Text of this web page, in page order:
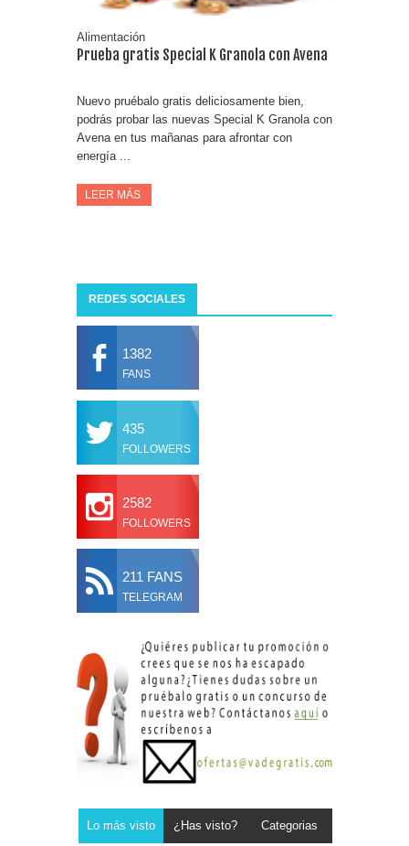
Alimentación
Prueba gratis Special K Granola con Avena
Nuevo pruébalo gratis deliciosamente bien,
podrás probar las nuevas Special K Granola con
Avena en tus mañanas para afrontar con
energía ...
LEER MÁS
REDES SOCIALES
1382
FANS
435
FOLLOWERS
2582
FOLLOWERS
211 FANS
TELEGRAM
Lo más visto ¿Has visto? Categorias